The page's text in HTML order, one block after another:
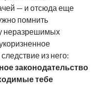
— и отсюда еще
помнить
неразрешимых
из него:
законодательство
тебе